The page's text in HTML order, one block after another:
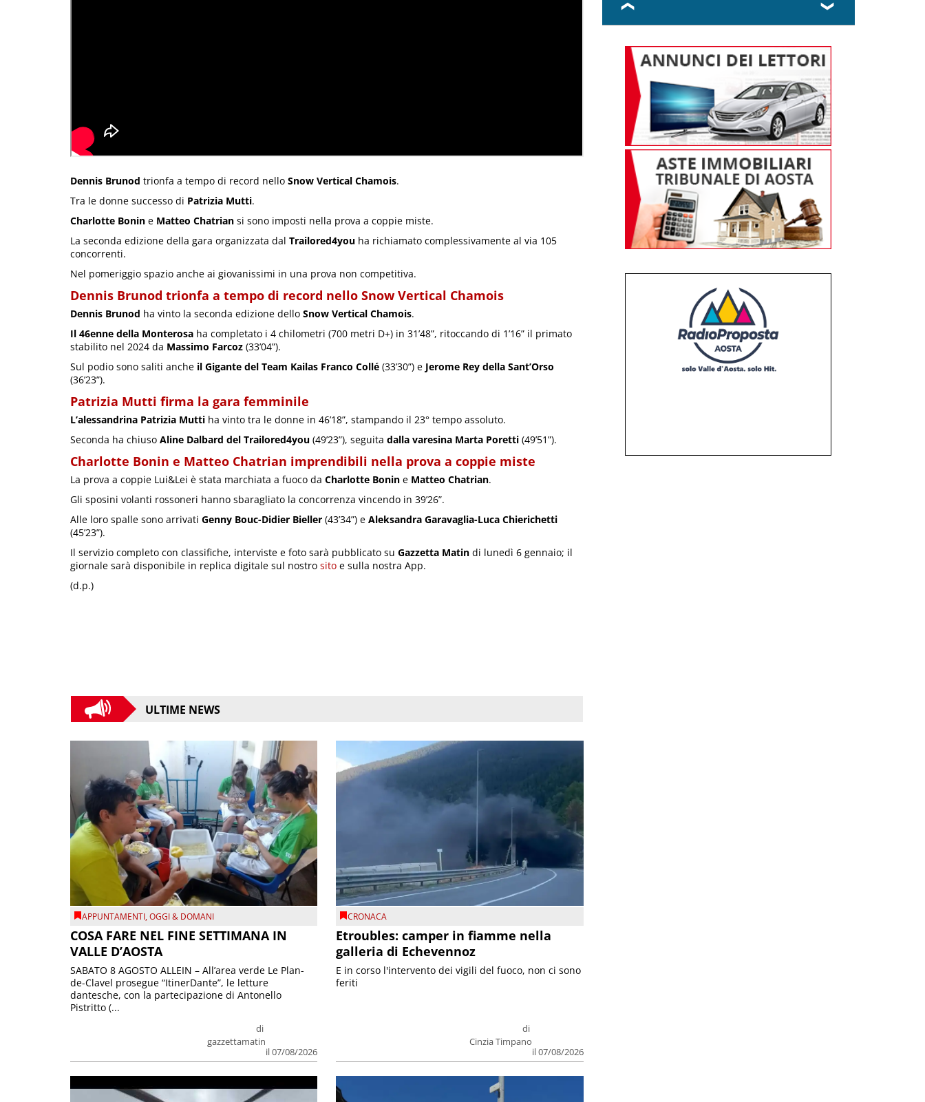
Dennis Brunod trionfa a tempo di record nello Snow Vertical Chamois.
Tra le donne successo di Patrizia Mutti.
Charlotte Bonin e Matteo Chatrian si sono imposti nella prova a coppie miste.
La seconda edizione della gara organizzata dal Trailored4you ha richiamato complessivamente al via 105
concorrenti.
Nel pomeriggio spazio anche ai giovanissimi in una prova non competitiva.
Dennis Brunod trionfa a tempo di record nello Snow Vertical Chamois
Dennis Brunod ha vinto la seconda edizione dello Snow Vertical Chamois.
Il 46enne della Monterosa ha completato i 4 chilometri (700 metri D+) in 31’48”, ritoccando di 1’16” il primato
stabilito nel 2024 da Massimo Farcoz (33’04”).
Sul podio sono saliti anche il Gigante del Team Kailas Franco Collé (33’30”) e Jerome Rey della Sant’Orso
(36’23”).
Patrizia Mutti firma la gara femminile
L’alessandrina Patrizia Mutti ha vinto tra le donne in 46’18”, stampando il 23° tempo assoluto.
Seconda ha chiuso Aline Dalbard del Trailored4you (49’23”), seguita dalla varesina Marta Poretti (49’51”).
Charlotte Bonin e Matteo Chatrian imprendibili nella prova a coppie miste
La prova a coppie Lui&Lei è stata marchiata a fuoco da Charlotte Bonin e Matteo Chatrian.
Gli sposini volanti rossoneri hanno sbaragliato la concorrenza vincendo in 39’26”.
Alle loro spalle sono arrivati Genny Bouc-Didier Bieller (43’34”) e Aleksandra Garavaglia-Luca Chierichetti
(45’23”).
Il servizio completo con classifiche, interviste e foto sarà pubblicato su Gazzetta Matin di lunedì 6 gennaio; il
giornale sarà disponibile in replica digitale sul nostro sito e sulla nostra App.
(d.p.)
ULTIME NEWS
APPUNTAMENTI,OGGI & DOMANI
COSA FARE NEL FINE SETTIMANA IN
VALLE D’AOSTA
di
gazzettamatin
il 07/08/2026
SABATO 8 AGOSTO ALLEIN – All’area verde Le Plan-
de-Clavel prosegue “ItinerDante”, le letture
dantesche, con la partecipazione di Antonello
Pistritto (...
CRONACA
Etroubles: camper in fiamme nella
galleria di Echevennoz
di
Cinzia Timpano
il 07/08/2026
E in corso l'intervento dei vigili del fuoco, non ci sono
feriti
❮ ❯